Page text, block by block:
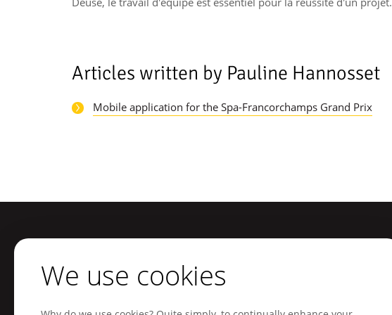
Articles written by Pauline Hannosset
Mobile application for the Spa-Francorchamps Grand Prix
FooterSitemap Our services
We use cookies